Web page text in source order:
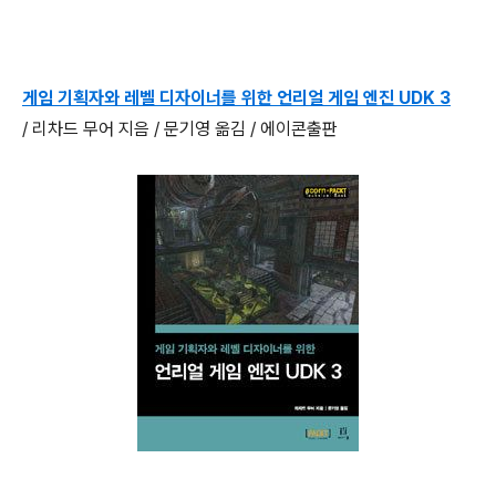
게임 기획자와 레벨 디자이너를 위한 언리얼 게임 엔진 UDK 3
/ 리차드 무어 지음 / 문기영 옮김 / 에이콘출판